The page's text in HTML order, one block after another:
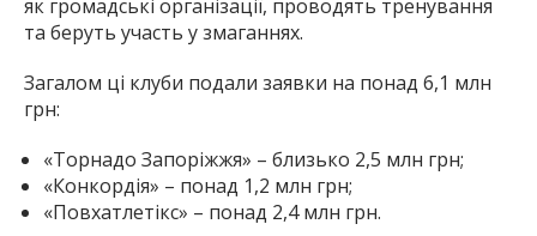
як громадські організації, проводять тренування
та беруть участь у змаганнях.
Загалом ці клуби подали заявки на понад 6,1 млн
грн:
«Торнадо Запоріжжя» – близько 2,5 млн грн;
«Конкордія» – понад 1,2 млн грн;
«Повхатлетікс» – понад 2,4 млн грн.